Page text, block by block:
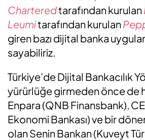
Charteredtarafından kurulan
Leumitarafından kurulan
giren bazı dijital banka
sayabiliriz.
Türkiye’de Dijital Bankacılık
yürürlüğe girmeden önce de
Enpara (QNB Finansbank),
Ekonomi Bankası) ve bir
olan Senin Bankan (Kuveyt